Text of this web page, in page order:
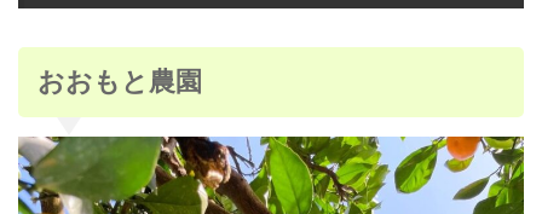
おおもと農園